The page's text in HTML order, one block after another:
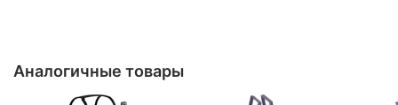
Аналогичные товары